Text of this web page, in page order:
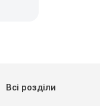
Всі розділи